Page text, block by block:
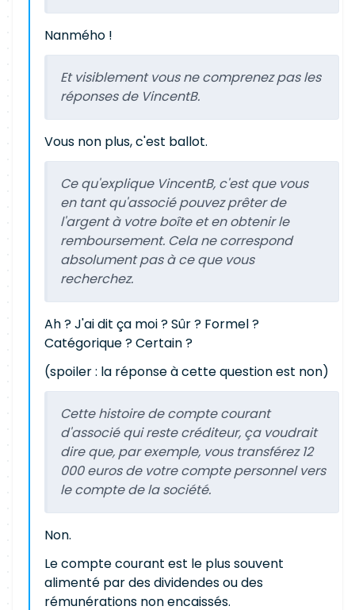
Nanmého !
Et visiblement vous ne comprenez pas les
réponses de VincentB.
Vous non plus, c'est ballot.
Ce qu'explique VincentB, c'est que vous
en tant qu'associé pouvez prêter de
l'argent à votre boîte et en obtenir le
remboursement. Cela ne correspond
absolument pas à ce que vous
recherchez.
Ah ? J'ai dit ça moi ? Sûr ? Formel ?
Catégorique ? Certain ?
(spoiler : la réponse à cette question est non)
Cette histoire de compte courant
d'associé qui reste créditeur, ça voudrait
dire que, par exemple, vous transférez 12
000 euros de votre compte personnel vers
le compte de la société.
Non.
Le compte courant est le plus souvent
alimenté par des dividendes ou des
rémunérations non encaissés.